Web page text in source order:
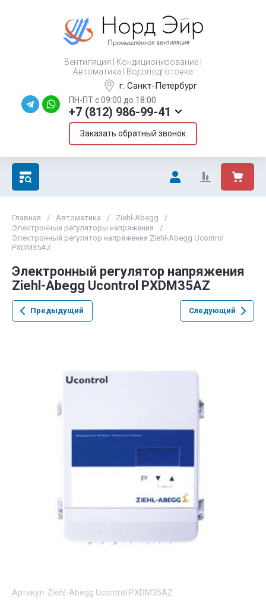
Вентиляция | Кондиционирование |
Автоматика | Водоподготовка
г. Санкт-Петербург
ПН-ПТ с 09:00 до 18:00
+7 (812) 986-99-41
Заказать обратный звонок
Главная / Автоматика / Ziehl-Abegg
/
Электронные регуляторы напряжения
/
Электронный регулятор напряжения Ziehl-Abegg Ucontrol
PXDM35AZ
Электронный регулятор напряжения
Ziehl-Abegg Ucontrol PXDM35AZ
Предыдущий Следующий
Артикул: Ziehl-Abegg Ucontrol PXDM35AZ